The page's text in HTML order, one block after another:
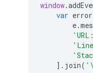
window.
var
e.
]. join(